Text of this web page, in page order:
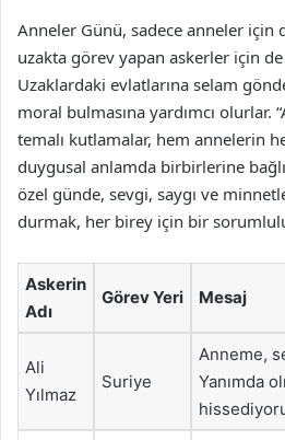
Anneler Günü, sadece anneler için
uzakta görev yapan askerler için
Uzaklardaki evlatlarına selam
moral bulmasına yardımcı olurlar.
temalı kutlamalar, hem annelerin
duygusal anlamda birbirlerine
özel günde, sevgi, saygı ve
durmak, her birey için bir
Askerin
Adı
Görev Yeri Mesaj
Ali
Yılmaz
Suriye
Anneme,
Yanımda